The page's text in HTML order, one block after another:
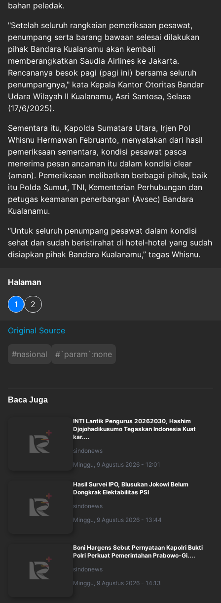
bahan peledak.
"Setelah seluruh rangkaian pemeriksaan pesawat,
penumpang serta barang bawaan selesai dilakukan
pihak Bandara Kualanamu akan kembali
memberangkatkan Saudia Airlines ke Jakarta.
Rencananya besok pagi (pagi ini) bersama seluruh
penumpangnya," kata Kepala Kantor Otoritas Bandar
Udara Wilayah II Kualanamu, Asri Santosa, Selasa
(17/6/2025).
Sementara itu, Kapolda Sumatara Utara, Irjen Pol
Whisnu Hermawan Februanto, menyatakan dari hasil
pemeriksaan sementara, kondisi pesawat pasca
menerima pesan ancaman itu dalam kondisi clear
(aman). Pemeriksaan melibatkan berbagai pihak, baik
itu Polda Sumut, TNI, Kementerian Perhubungan dan
petugas keamanan penerbangan (Avsec) Bandara
Kualanamu.
“Untuk seluruh penumpang pesawat dalam kondisi
sehat dan sudah beristirahat di hotel-hotel yang sudah
disiapkan pihak Bandara Kualanamu,” tegas Whisnu.
Halaman
1 2
Original Source
#nasional #`param`:none
Baca Juga
INTI Lantik Pengurus 20262030, Hashim
Djojohadikusumo Tegaskan Indonesia Kuat
kar....
sindonews
Minggu, 9 Agustus 2026 - 12:01
Hasil Survei IPO, Blusukan Jokowi Belum
Dongkrak Elektabilitas PSI
sindonews
Minggu, 9 Agustus 2026 - 13:44
Boni Hargens Sebut Pernyataan Kapolri Bukti
Polri Perkuat Pemerintahan Prabowo-Gi....
sindonews
Minggu, 9 Agustus 2026 - 14:13